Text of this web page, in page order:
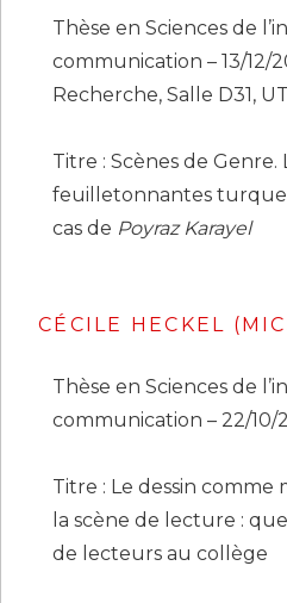
Thèse en Sciences de
communication – 13/12/
Recherche, Salle D31,
Titre : Scènes de Genre.
feuilletonnantes
cas de Poyraz Karayel
CÉCILE HECKEL
Thèse en Sciences de
communication – 22/10/
Titre : Le dessin
la scène de lecture :
de lecteurs au collège